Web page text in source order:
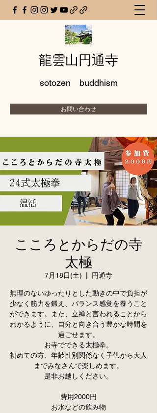
龍雲山円通寺
sotozen buddhism
お問い合わせ
こころとからだの寺
太極
7月18日(土) 円通寺
無理のないゆったりとした動きの中で負担が
少なく筋力を鍛え、バランス感覚を養うこと
ができます。また、立禅と言われることから
わかるように、自分と向き合う豊かな時間を
過ごせます。
お寺でできる太極拳。
初めての方、年齢性別関係なく子供から大人
までみなさんで楽しめます。
是非お越しください。
費用2000円
お水などの飲み物